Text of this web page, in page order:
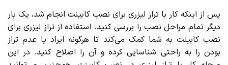
پس از اینکه کار با تراز لیزری برای نصب کابینت انجام شد، یک بار
دیگر تمام مراحل نصب را بررسی کنید. استفاده از تراز لیزری برای
نصب کابینت به شما کمک می‌کند تا هرگونه ایراد یا عدم تراز
بودن را به راحتی شناسایی کرده و آن را اصلاح کنید. در این